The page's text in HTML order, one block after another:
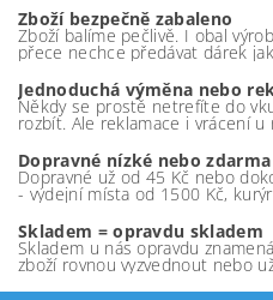
Zboží bezpečně zabaleno
Zboží balíme pečlivě. I obal
přece nechce předávat dárek
Jednoduchá výměna nebo
Někdy se prostě netrefíte do
rozbít. Ale reklamace i vrácení u
Dopravné nízké nebo zdarma
Dopravné už od 45 Kč nebo
- výdejní místa od 1500 Kč,
Skladem = opravdu skladem
Skladem u nás opravdu
zboží rovnou vyzvednout nebo